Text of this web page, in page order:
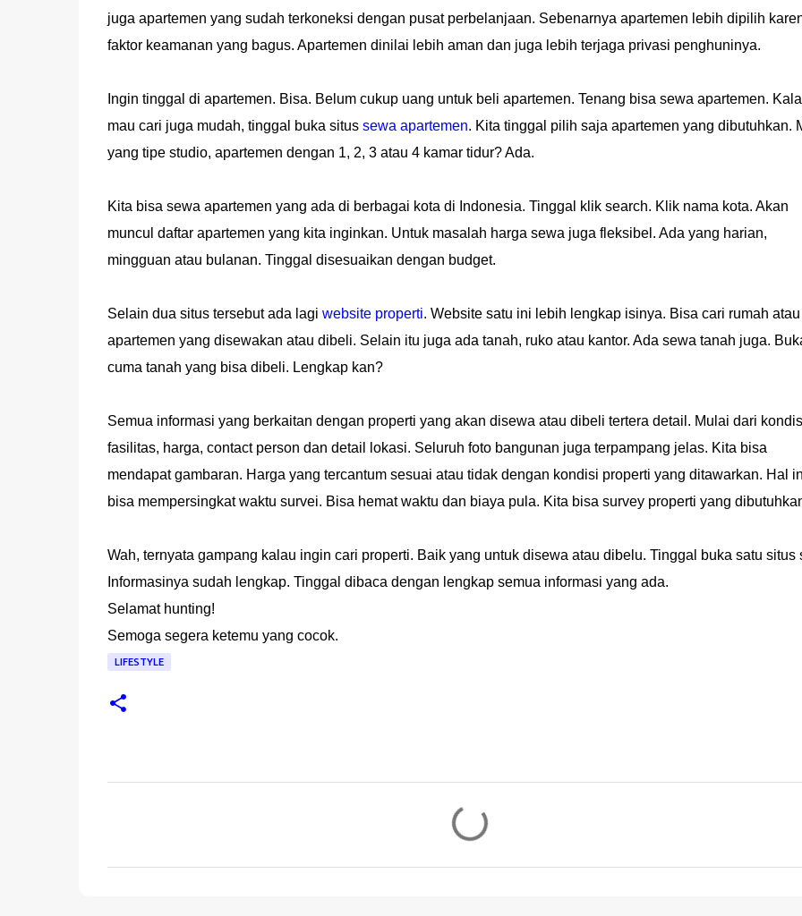
juga apartemen yang sudah terkoneksi dengan pusat perbelanjaan. Sebenarnya apartemen lebih dipilih
faktor keamanan yang bagus. Apartemen dinilai lebih aman dan juga lebih terjaga privasi penghuninya.
Ingin tinggal di apartemen. Bisa. Belum cukup uang untuk beli apartemen. Tenang bisa sewa apartemen.
mau cari juga mudah, tinggal buka situs sewa apartemen. Kita tinggal pilih saja apartemen yang dibutuhkan.
yang tipe studio, apartemen dengan 1, 2, 3 atau 4 kamar tidur? Ada.
Kita bisa sewa apartemen yang ada di berbagai kota di Indonesia. Tinggal klik search. Klik nama kota. Akan
muncul daftar apartemen yang kita inginkan. Untuk masalah harga sewa juga fleksibel. Ada yang harian,
mingguan atau bulanan. Tinggal disesuaikan dengan budget.
Selain dua situs tersebut ada lagi website properti. Website satu ini lebih lengkap isinya. Bisa cari rumah atau
apartemen yang disewakan atau dibeli. Selain itu juga ada tanah, ruko atau kantor. Ada sewa tanah juga.
cuma tanah yang bisa dibeli. Lengkap kan?
Semua informasi yang berkaitan dengan properti yang akan disewa atau dibeli tertera detail. Mulai dari
fasilitas, harga, contact person dan detail lokasi. Seluruh foto bangunan juga terpampang jelas. Kita bisa
mendapat gambaran. Harga yang tercantum sesuai atau tidak dengan kondisi properti yang ditawarkan. Hal
bisa mempersingkat waktu survei. Bisa hemat waktu dan biaya pula. Kita bisa survey properti yang
Wah, ternyata gampang kalau ingin cari properti. Baik yang untuk disewa atau dibelu. Tinggal buka satu situs
Informasinya sudah lengkap. Tinggal dibaca dengan lengkap semua informasi yang ada.
Selamat hunting!
Semoga segera ketemu yang cocok.
LIFESTYLE